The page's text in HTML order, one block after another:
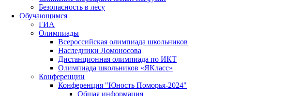
Безопасность в лесу
Обучающимся
ГИА
Олимпиады
Всероссийская олимпиада школьников
Наследники Ломоносова
Дистанционная олимпиада по ИКТ
Олимпиада школьников «ЯКласс»
Конференции
Конференция "Юность Поморья-2024"
Общая информация